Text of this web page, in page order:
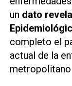
un dato
completo el
actual de la
metropolitano